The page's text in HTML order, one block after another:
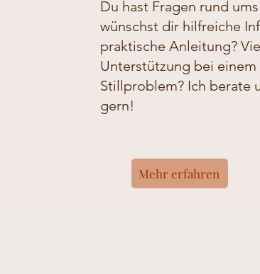
​Du hast Fragen rund
wünschst dir hilfreiche
praktische Anleitung?
Unterstützung bei einem
Stillproblem? Ich berate
gern!
Mehr erfahren